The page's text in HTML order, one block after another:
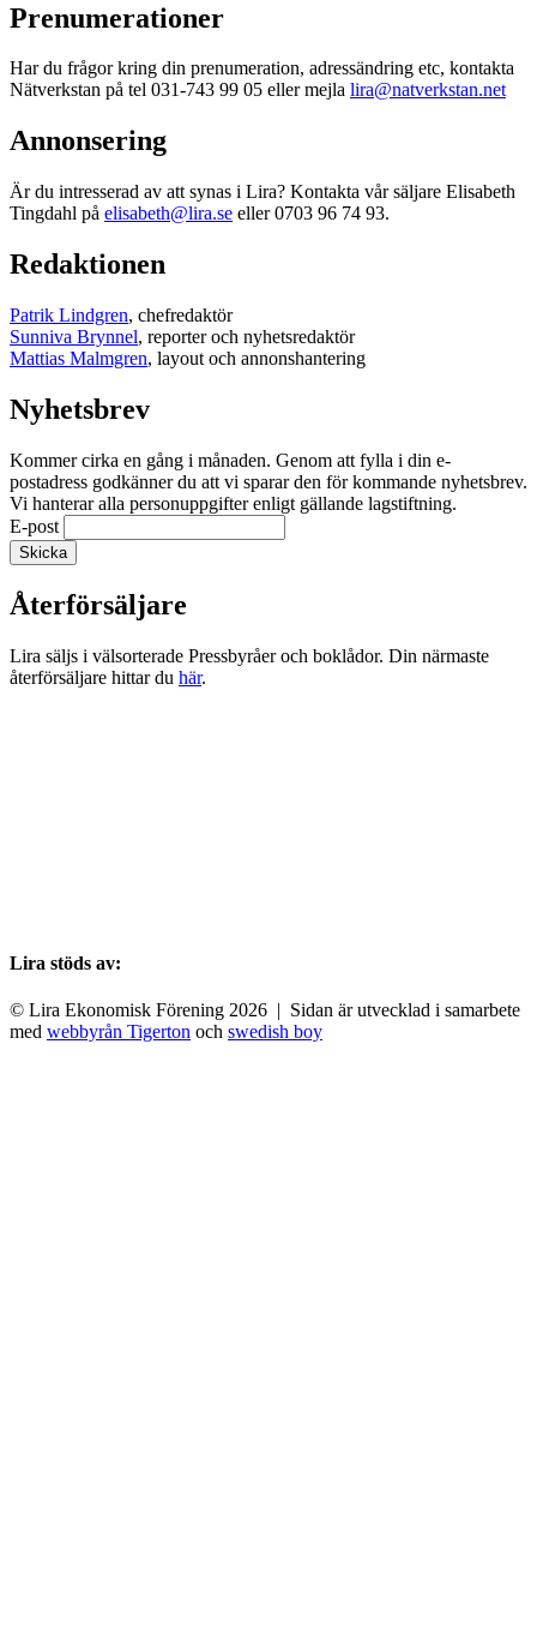
Prenumerationer
Har du frågor kring din prenumeration, adressändring etc, kontakta
Nätverkstan på tel 031-743 99 05 eller mejla lira@natverkstan.net
Annonsering
Är du intresserad av att synas i Lira? Kontakta vår säljare Elisabeth
Tingdahl på elisabeth@lira.se eller 0703 96 74 93.
Redaktionen
Patrik Lindgren, chefredaktör
Sunniva Brynnel, reporter och nyhetsredaktör
Mattias Malmgren, layout och annonshantering
Nyhetsbrev
Kommer cirka en gång i månaden. Genom att fylla i din e-
postadress godkänner du att vi sparar den för kommande nyhetsbrev.
Vi hanterar alla personuppgifter enligt gällande lagstiftning.
E-post
Återförsäljare
Lira säljs i välsorterade Pressbyråer och boklådor. Din närmaste
återförsäljare hittar du här.
Lira stöds av:
© Lira Ekonomisk Förening 2026 | Sidan är utvecklad i samarbete
med webbyrån Tigerton och swedish boy